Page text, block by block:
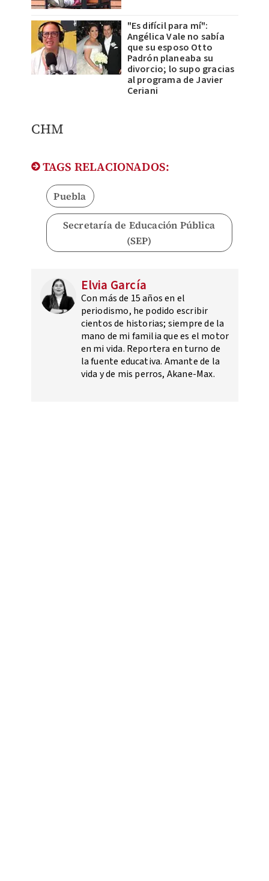
"Es difícil para mí":
Angélica Vale no sabía
que su esposo Otto
Padrón planeaba su
divorcio; lo supo gracias
al programa de Javier
Ceriani
CHM
TAGS RELACIONADOS:
Puebla
Secretaría de Educación Pública
(SEP)
Elvia García
Con más de 15 años en el
periodismo, he podido escribir
cientos de historias; siempre de la
mano de mi familia que es el motor
en mi vida. Reportera en turno de
la fuente educativa. Amante de la
vida y de mis perros, Akane-Max.